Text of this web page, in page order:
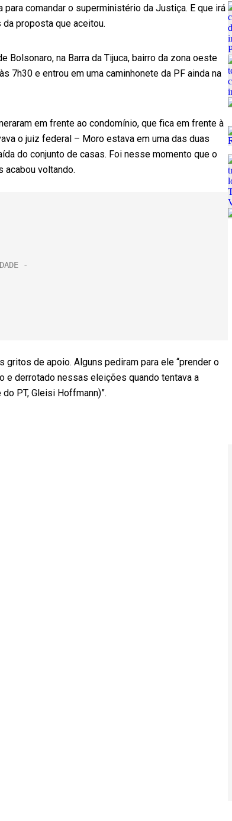
comandar o superministério da Justiça. E que irá
proposta que aceitou.
Bolsonaro, na Barra da Tijuca, bairro da zona oeste
7h30 e entrou em uma caminhonete da PF ainda na
em frente ao condomínio, que fica em frente à
o juiz federal – Moro estava em uma das duas
do conjunto de casas. Foi nesse momento que o
acabou voltando.
de apoio. Alguns pediram para ele “prender o
e derrotado nessas eleições quando tentava a
PT, Gleisi Hoffmann)”.